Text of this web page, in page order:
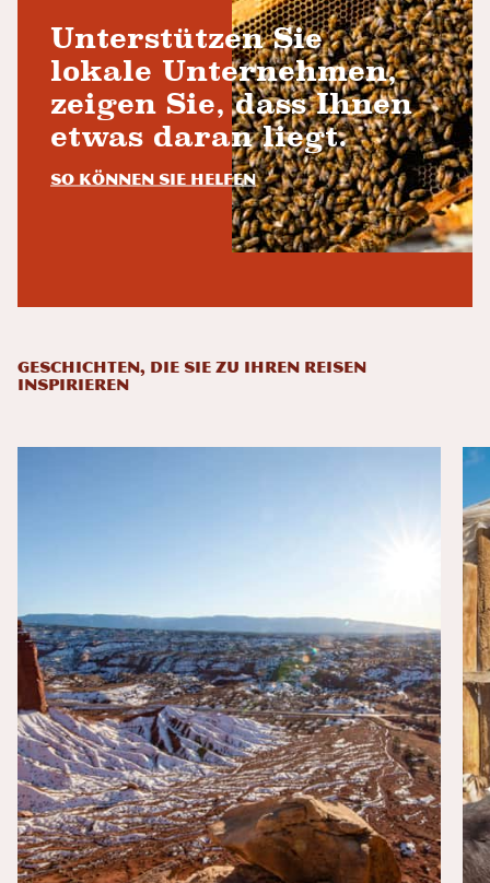
Unterstützen Sie
lokale Unternehmen,
zeigen Sie, dass Ihnen
etwas daran liegt.
So können Sie helfen
GESCHICHTEN, DIE SIE ZU IHREN REISEN
INSPIRIEREN